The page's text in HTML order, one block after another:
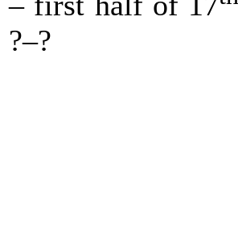
?‒?